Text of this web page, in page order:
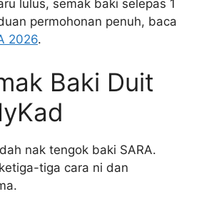
lulus, semak baki selepas 1
permohonan penuh, baca
2026.
Baki Duit
nak tengok baki SARA.
tiga cara ni dan